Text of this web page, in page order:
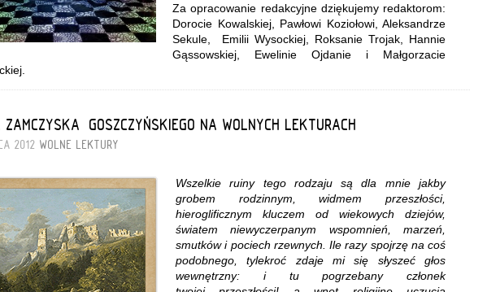
Za opracowanie redakcyjne dziękujemy redaktorom:
Dorocie Kowalskiej, Pawłowi Koziołowi, Aleksandrze
Sekule, Emilii Wysockiej, Roksanie Trojak, Hannie
Gąssowskiej, Ewelinie Ojdanie i Małgorzacie
ZAMCZYSKA” GOSZCZYŃSKIEGO NA WOLNYCH LEKTURACH
2012 WOLNE LEKTURY
Wszelkie ruiny tego rodzaju są dla mnie jakby
grobem rodzinnym, widmem przeszłości,
hieroglificznym kluczem od wiekowych dziejów,
światem niewyczerpanym wspomnień, marzeń,
smutków i pociech rzewnych. Ile razy spojrzę na coś
podobnego, tylekroć zdaje mi się słyszeć głos
wewnętrzny: i tu pogrzebany członek